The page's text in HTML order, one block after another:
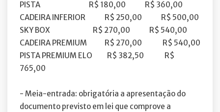
PISTA R$ 180,00 R$ 360,00
CADEIRA INFERIOR R$ 250,00 R$ 500,00
SKY BOX R$ 270,00 R$ 540,00
CADEIRA PREMIUM R$ 270,00 R$ 540,00
PISTA PREMIUM ELO R$ 382,50 R$
765,00
- Meia-entrada: obrigatória a apresentação do
documento previsto em lei que comprove a